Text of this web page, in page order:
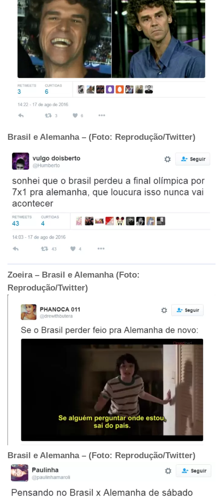
Brasil e Alemanha – (Foto: Reprodução/Twitter)
Zoeira – Brasil e Alemanha (Foto:
Reprodução/Twitter)
Brasil e Alemanha – (Foto: Reprodução/Twitter)